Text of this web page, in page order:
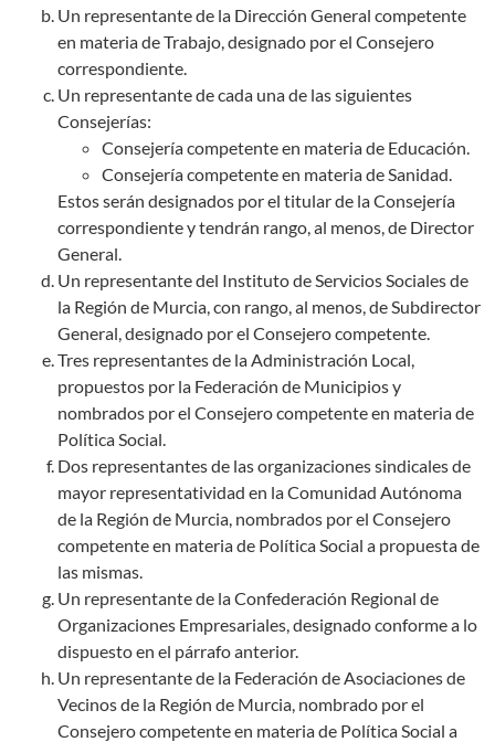
Un representante de la Dirección General competente
en materia de Trabajo, designado por el Consejero
correspondiente.
Un representante de cada una de las siguientes
Consejerías:
Consejería competente en materia de Educación.
Consejería competente en materia de Sanidad.
Estos serán designados por el titular de la Consejería
correspondiente y tendrán rango, al menos, de Director
General.
Un representante del Instituto de Servicios Sociales de
la Región de Murcia, con rango, al menos, de Subdirector
General, designado por el Consejero competente.
Tres representantes de la Administración Local,
propuestos por la Federación de Municipios y
nombrados por el Consejero competente en materia de
Política Social.
Dos representantes de las organizaciones sindicales de
mayor representatividad en la Comunidad Autónoma
de la Región de Murcia, nombrados por el Consejero
competente en materia de Política Social a propuesta de
las mismas.
Un representante de la Confederación Regional de
Organizaciones Empresariales, designado conforme a lo
dispuesto en el párrafo anterior.
Un representante de la Federación de Asociaciones de
Vecinos de la Región de Murcia, nombrado por el
Consejero competente en materia de Política Social a